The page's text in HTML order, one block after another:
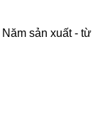
Năm sản xuất - từ